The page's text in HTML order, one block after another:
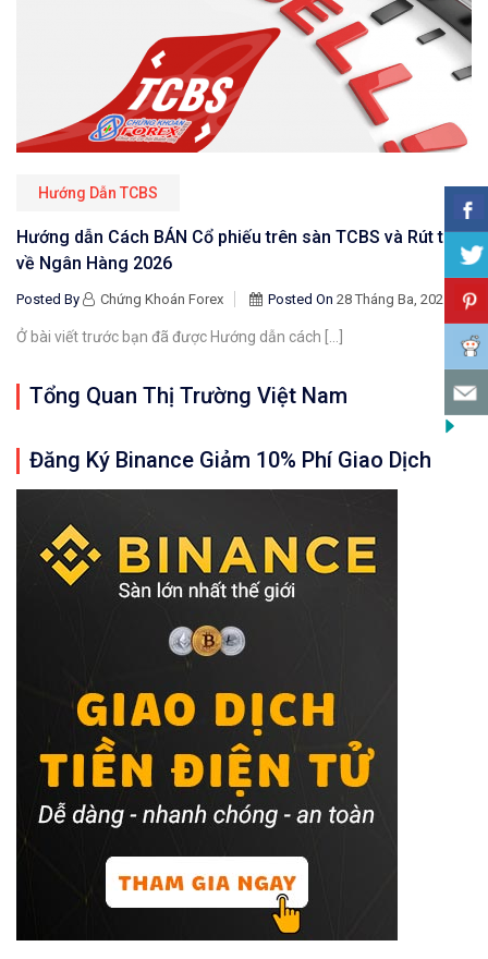
Hướng Dẫn TCBS
Hướng dẫn Cách BÁN Cổ phiếu trên sàn TCBS và Rút tiền
về Ngân Hàng 2026
Posted By Chứng Khoán Forex Posted On 28 Tháng Ba, 2021
Ở bài viết trước bạn đã được Hướng dẫn cách […]
Tổng Quan Thị Trường Việt Nam
Đăng Ký Binance Giảm 10% Phí Giao Dịch